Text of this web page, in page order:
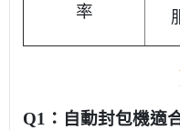
率
Q1：自動封包機適